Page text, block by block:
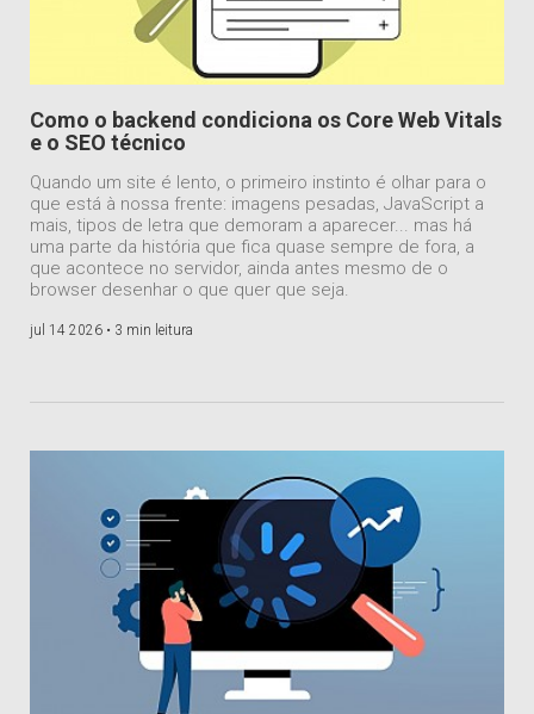
Como o backend condiciona os Core Web Vitals
e o SEO técnico
Quando um site é lento, o primeiro instinto é olhar para o
que está à nossa frente: imagens pesadas, JavaScript a
mais, tipos de letra que demoram a aparecer... mas há
uma parte da história que fica quase sempre de fora, a
que acontece no servidor, ainda antes mesmo de o
browser desenhar o que quer que seja.
jul 14 2026 • 3 min leitura